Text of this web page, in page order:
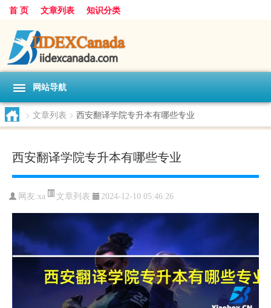
首 页 文章列表 知识分类
网站导航
> 文章列表 > 西安翻译学院专升本有哪些专业
西安翻译学院专升本有哪些专业
网友:xa 文章列表 2024-12-10 05:46:26